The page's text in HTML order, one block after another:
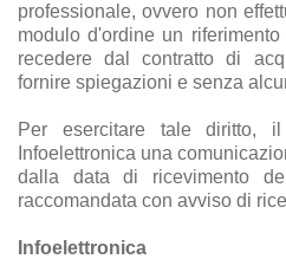
professionale, ovvero non
modulo d'ordine un
recedere dal contratto di
fornire spiegazioni e senza
Per esercitare tale diritto,
Infoelettronica una
dalla data di ricevimento
raccomandata con avviso di
Infoelettronica